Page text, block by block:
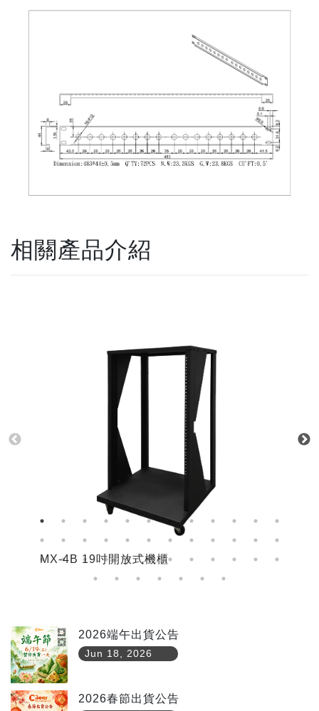
相關產品介紹
MX-4B 19吋開放式機櫃
2026端午出貨公告
Jun 18, 2026
2026春節出貨公告